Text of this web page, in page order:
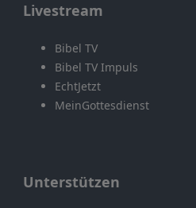
Livestream
Bibel TV
Bibel TV Impuls
EchtJetzt
MeinGottesdienst
Unterstützen